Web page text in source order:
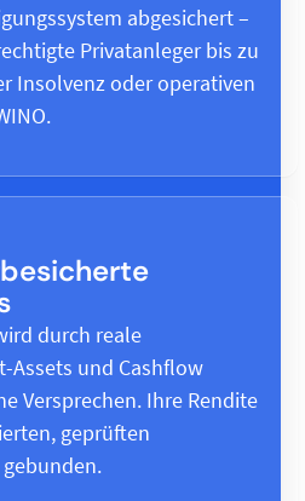
abgesichert –
Privatanleger bis zu
Insolvenz oder operativen
durch reale
Assets und Cashflow
Versprechen. Ihre Rendite
geprüften